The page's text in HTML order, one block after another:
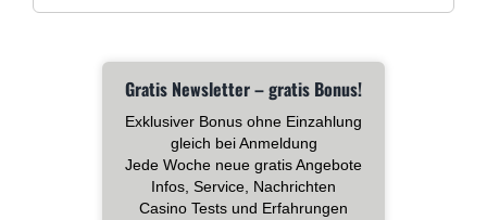
Gratis Newsletter – gratis Bonus!
Exklusiver Bonus ohne Einzahlung
gleich bei Anmeldung
Jede Woche neue gratis Angebote
Infos, Service, Nachrichten
Casino Tests und Erfahrungen